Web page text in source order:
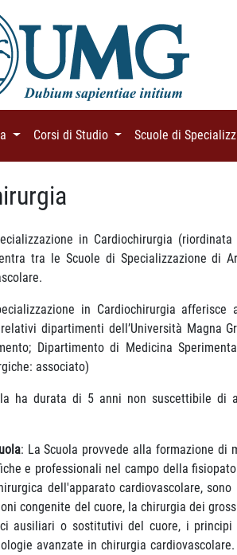
(current)Corsi di Studio (current)Scuole di
in Cardiochirurgia
tra le Scuole di Specializzazione di
in Cardiochirurgia
dipartimenti dell’Università Magna
Dipartimento di Medicina
associato)
ha durata di 5 anni non suscettibile di
: La Scuola provvede alla formazione di
e professionali nel campo della
dell'apparato cardiovascolare,
congenite del cuore, la chirurgia dei
ausiliari o sostitutivi del cuore, i
avanzate in chirurgia